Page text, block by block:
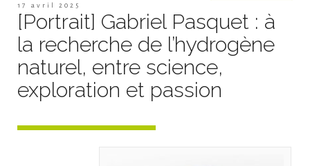
17 avril 2025
[Portrait] Gabriel Pasquet : à
la recherche de l’hydrogène
naturel, entre science,
exploration et passion